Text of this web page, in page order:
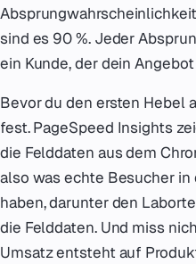
sind es 90 %. Jeder
ein Kunde, der dein
Bevor du den ersten Hebel
fest. PageSpeed Insights
die Felddaten aus dem
also was echte Besucher
haben, darunter den
die Felddaten. Und miss
Umsatz entsteht auf